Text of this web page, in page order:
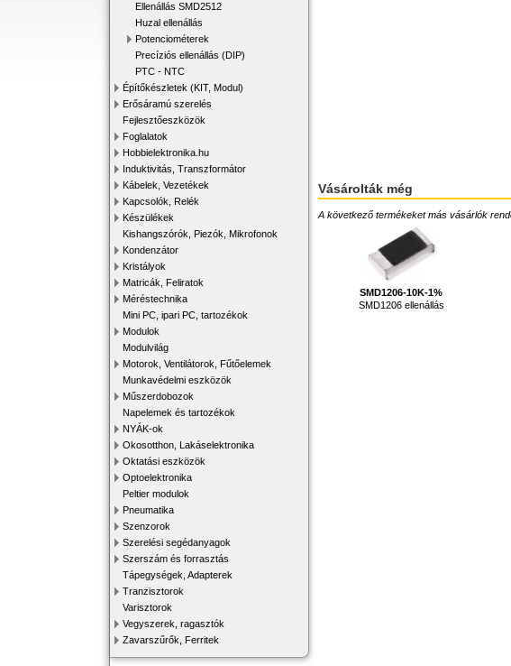
Ellenállás SMD2512
Huzal ellenállás
Potenciométerek
Precíziós ellenállás (DIP)
PTC - NTC
Építőkészletek (KIT, Modul)
Erősáramú szerelés
Fejlesztőeszközök
Foglalatok
Hobbielektronika.hu
Induktivitás, Transzformátor
Kábelek, Vezetékek
Kapcsolók, Relék
Készülékek
Kishangszórók, Piezók, Mikrofonok
Kondenzátor
Kristályok
Matricák, Feliratok
Méréstechnika
Mini PC, ipari PC, tartozékok
Modulok
Modulvilág
Motorok, Ventilátorok, Fűtőelemek
Munkavédelmi eszközök
Műszerdobozok
Napelemek és tartozékok
NYÁK-ok
Okosotthon, Lakáselektronika
Oktatási eszközök
Optoelektronika
Peltier modulok
Pneumatika
Szenzorok
Szerelési segédanyagok
Szerszám és forrasztás
Tápegységek, Adapterek
Tranzisztorok
Varisztorok
Vegyszerek, ragasztók
Zavarszűrők, Ferritek
Vásárolták még
A következő termékeket más vásárlók
SMD1206-10K-1%
SMD1206 ellenállás